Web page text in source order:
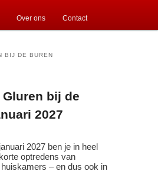
Over ons Contact
BIJ DE BUREN
bij de
2027
2027 ben je in heel
optredens van
– en dus ook in